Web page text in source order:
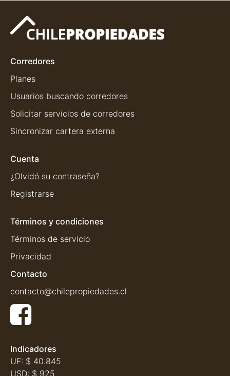
Corredores
Planes
Usuarios buscando corredores
Solicitar servicios de corredores
Sincronizar cartera externa
Cuenta
¿Olvidó su contraseña?
Registrarse
Términos y condiciones
Términos de servicio
Privacidad
Contacto
contacto@chilepropiedades.cl
Indicadores
UF: $ 40.845
USD: $ 925